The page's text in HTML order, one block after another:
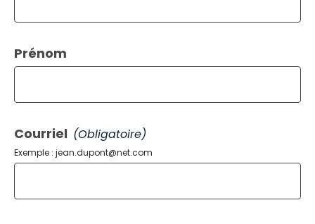
Prénom
Courriel (obligatoire)
Exemple : jean.dupont@net.com